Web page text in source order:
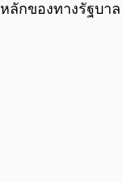
หลักของทางรัฐบาล